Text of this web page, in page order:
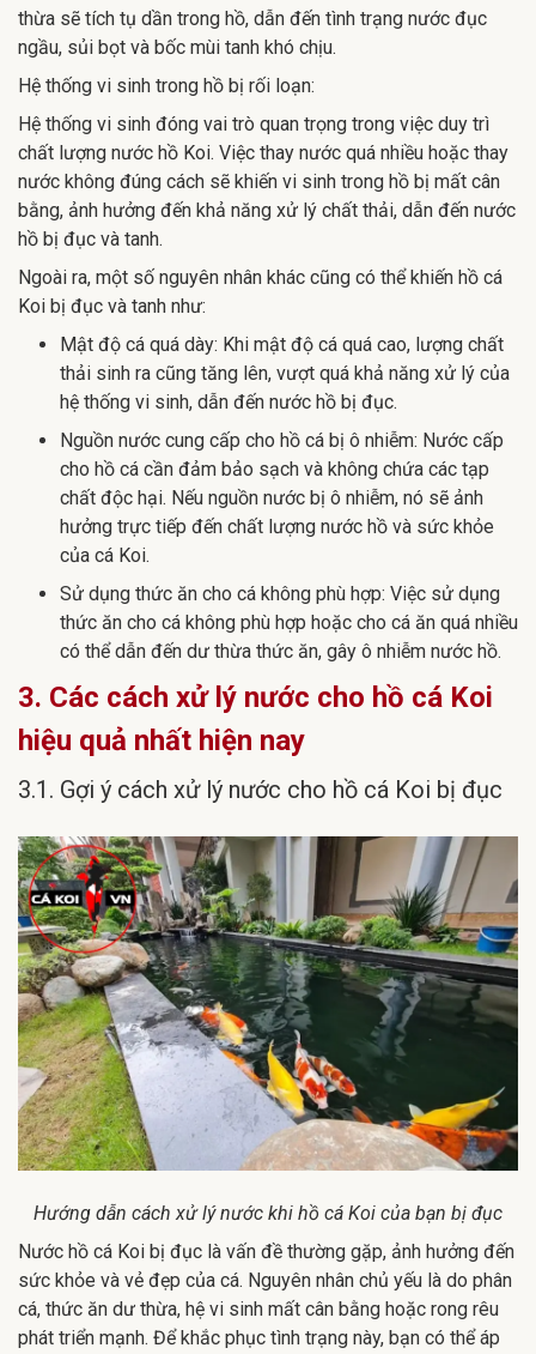
thừa sẽ tích tụ dần trong hồ, dẫn đến tình trạng nước đục
ngầu, sủi bọt và bốc mùi tanh khó chịu.
Hệ thống vi sinh trong hồ bị rối loạn:
Hệ thống vi sinh đóng vai trò quan trọng trong việc duy trì
chất lượng nước hồ Koi. Việc thay nước quá nhiều hoặc thay
nước không đúng cách sẽ khiến vi sinh trong hồ bị mất cân
bằng, ảnh hưởng đến khả năng xử lý chất thải, dẫn đến nước
hồ bị đục và tanh.
Ngoài ra, một số nguyên nhân khác cũng có thể khiến hồ cá
Koi bị đục và tanh như:
Mật độ cá quá dày: Khi mật độ cá quá cao, lượng chất
thải sinh ra cũng tăng lên, vượt quá khả năng xử lý của
hệ thống vi sinh, dẫn đến nước hồ bị đục.
Nguồn nước cung cấp cho hồ cá bị ô nhiễm: Nước cấp
cho hồ cá cần đảm bảo sạch và không chứa các tạp
chất độc hại. Nếu nguồn nước bị ô nhiễm, nó sẽ ảnh
hưởng trực tiếp đến chất lượng nước hồ và sức khỏe
của cá Koi.
Sử dụng thức ăn cho cá không phù hợp: Việc sử dụng
thức ăn cho cá không phù hợp hoặc cho cá ăn quá nhiều
có thể dẫn đến dư thừa thức ăn, gây ô nhiễm nước hồ.
3. Các cách xử lý nước cho hồ cá Koi
hiệu quả nhất hiện nay
3.1. Gợi ý cách xử lý nước cho hồ cá Koi bị đục
Hướng dẫn cách xử lý nước khi hồ cá Koi của bạn bị đục
Nước hồ cá Koi bị đục là vấn đề thường gặp, ảnh hưởng đến
sức khỏe và vẻ đẹp của cá. Nguyên nhân chủ yếu là do phân
cá, thức ăn dư thừa, hệ vi sinh mất cân bằng hoặc rong rêu
phát triển mạnh. Để khắc phục tình trạng này, bạn có thể áp